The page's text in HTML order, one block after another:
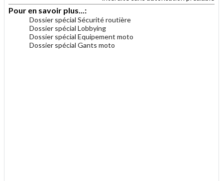
Pour en savoir plus...:
Dossier spécial Sécurité routière
Dossier spécial Lobbying
Dossier spécial Equipement moto
Dossier spécial Gants moto